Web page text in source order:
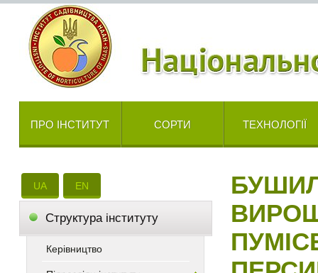
ПРО ІНСТИТУТ СОРТИ ТЕХНОЛОГІЇ
UA EN
Cтруктура інституту
Керівництво